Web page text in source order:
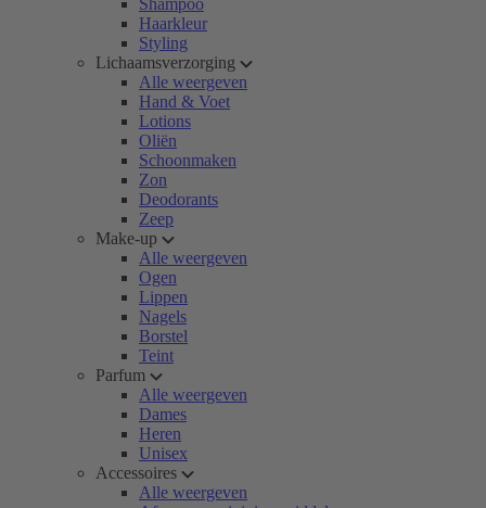
Shampoo
Haarkleur
Styling
Lichaamsverzorging
Alle weergeven
Hand & Voet
Lotions
Oliën
Schoonmaken
Zon
Deodorants
Zeep
Make-up
Alle weergeven
Ogen
Lippen
Nagels
Borstel
Teint
Parfum
Alle weergeven
Dames
Heren
Unisex
Accessoires
Alle weergeven